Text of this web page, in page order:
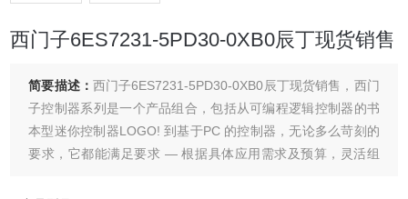
西门子6ES7231-5PD30-0XB0辰丁现货销售
简要描述： 西门子6ES7231-5PD30-0XB0辰丁现货销售，西门
子控制器系列是一个产品组合，包括从可编程逻辑控制器的书
本型迷你控制器LOGO! 到基于PC 的控制器，无论多么苛刻的
要求，它都能满足要求 — 根据具体应用需求及预算，灵活组